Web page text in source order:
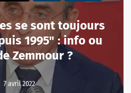
se sont toujours
1995" : info ou
Zemmour ?
7 avril 2022